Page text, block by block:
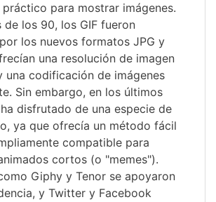
para mostrar imágenes.
de los 90, los GIF fueron
los nuevos formatos JPG y
una resolución de imagen
una codificación de imágenes
Sin embargo, en los últimos
disfrutado de una especie de
ya que ofrecía un método fácil
compatible para
cortos (o "memes").
Giphy y Tenor se apoyaron
y Twitter y Facebook